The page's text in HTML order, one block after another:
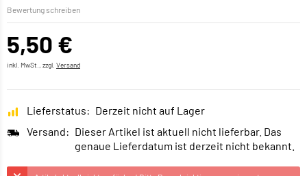
Bewertung schreiben
5,50 €
inkl. MwSt., zzgl. Versand
Lieferstatus: Derzeit nicht auf Lager
Versand: Dieser Artikel ist aktuell nicht lieferbar. Das
genaue Lieferdatum ist derzeit nicht bekannt.